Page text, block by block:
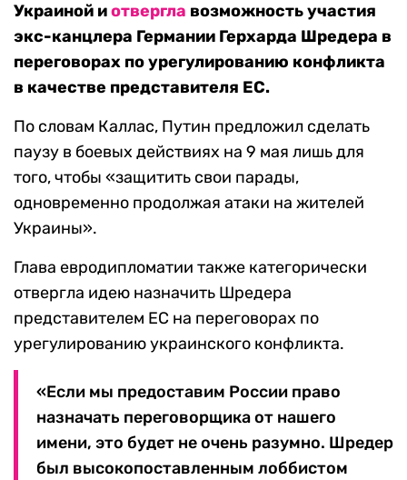
Украиной иотвергла возможность участия
экс-канцлера Германии Герхарда Шредера в
переговорах по урегулированию конфликта
в качестве представителя ЕС.
По словам Каллас, Путин предложил сделать
паузу в боевых действиях на 9 мая лишь для
того, чтобы «защитить свои парады,
одновременно продолжая атаки на жителей
Украины».
Глава евродипломатии также категорически
отвергла идею назначить Шредера
представителем ЕС на переговорах по
урегулированию украинского конфликта.
«Если мы предоставим России право
назначать переговорщика от нашего
имени, это будет не очень разумно. Шредер
был высокопоставленным лоббистом